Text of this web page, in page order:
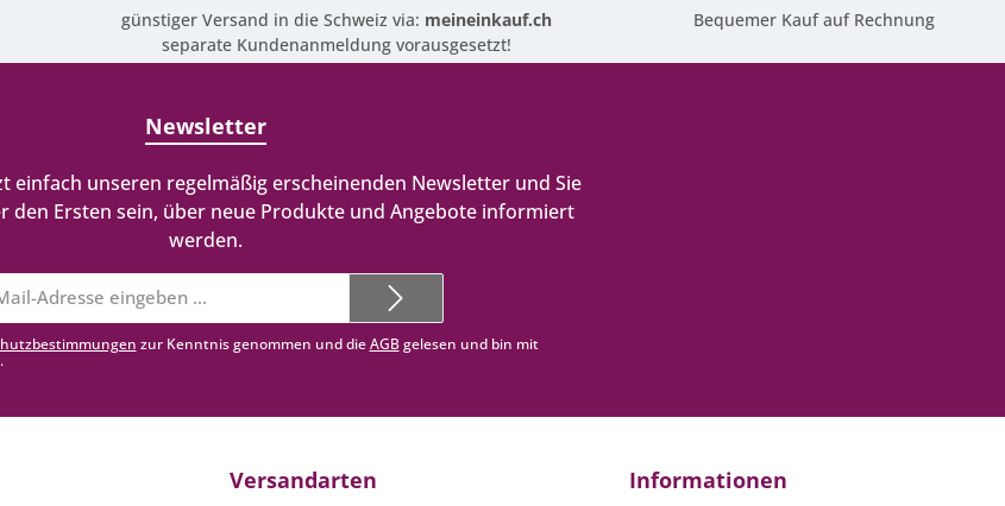
günstiger Versand in die Schweiz via: meineinkauf.ch
separate Kundenanmeldung vorausgesetzt!
Bequemer Kauf auf Rechnung
Newsletter
einfach unseren regelmäßig erscheinenden Newsletter und Sie
den Ersten sein, über neue Produkte und Angebote informiert
werden.
Mail-
Adresse*
zur Kenntnis genommen und dieAGBgelesen und bin mit
Versandarten Informationen